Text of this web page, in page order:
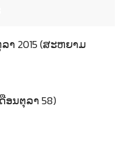
າ 2015 (ສະຫຍາມ
ອນຕຸລາ 58)